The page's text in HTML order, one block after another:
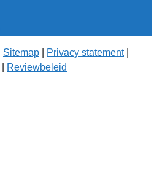
Sitemap Privacy statement|
Reviewbeleid